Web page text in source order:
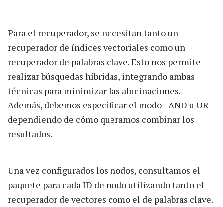
Para el recuperador, se necesitan tanto un
recuperador de índices vectoriales como un
recuperador de palabras clave. Esto nos permite
realizar búsquedas híbridas, integrando ambas
técnicas para minimizar las alucinaciones.
Además, debemos especificar el modo - AND u OR -
dependiendo de cómo queramos combinar los
resultados.
Una vez configurados los nodos, consultamos el
paquete para cada ID de nodo utilizando tanto el
recuperador de vectores como el de palabras clave.